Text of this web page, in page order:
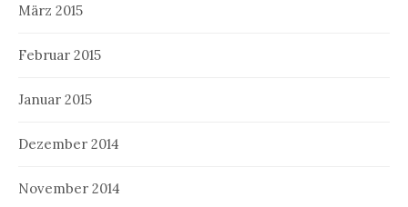
März 2015
Februar 2015
Januar 2015
Dezember 2014
November 2014